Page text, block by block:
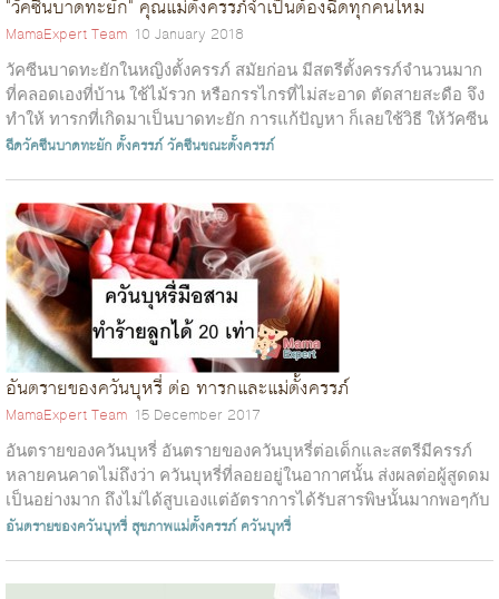
"วัคซีนบาดทะยัก" คุณแม่ตั้งครรภ์จำเป็นต้องฉีดทุกคนไหม
MamaExpert Team 10 January 2018
วัคซีนบาดทะยักในหญิงตั้งครรภ์ สมัยก่อน มีสตรีตั้งครรภ์จำนวนมาก
ที่คลอดเองที่บ้าน ใช้ไม้รวก หรือกรรไกรที่ไม่สะอาด ตัดสายสะดือ จึง
ทำให้ ทารกที่เกิดมาเป็นบาดทะยัก การแก้ปัญหา ก็เลยใช้วิธี ให้วัคซีน
บาดทะ...
ฉีดวัคซีนบาดทะยัก ตั้งครรภ์วัคซีนขณะตั้งครรภ์
อันตรายของควันบุหรี่ ต่อ ทารกและแม่ตั้งครรภ์
MamaExpert Team 15 December 2017
อันตรายของควันบุหรี่ อันตรายของควันบุหรี่ต่อเด็กและสตรีมีครรภ์
หลายคนคาดไม่ถึงว่า ควันบุหรี่ที่ลอยอยู่ในอากาศนั้น ส่งผลต่อผู้สูดดม
เป็นอย่างมาก ถึงไม่ได้สูบเองแต่อัตราการได้รับสารพิษนั้นมากพอๆกับ
ผู...
อันตรายของควันบุหรี่ สุขภาพแม่ตั้งครรภ์ ควันบุหรี่